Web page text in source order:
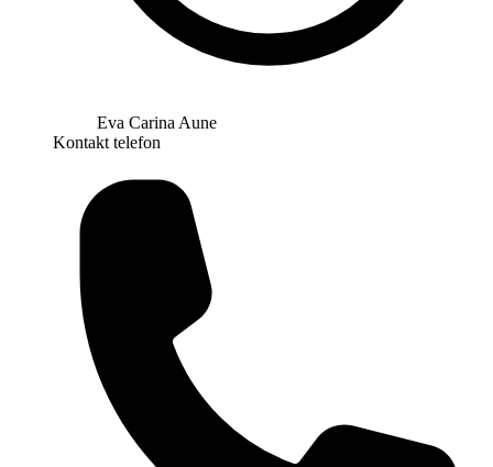
Eva Carina Aune
Kontakt telefon